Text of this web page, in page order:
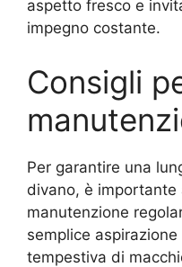
aspetto fresco e
impegno costante.
Consigli
Per garantire una
divano, è
manutenzione
semplice
tempestiva di